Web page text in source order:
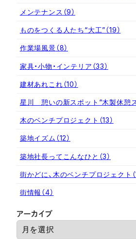
メンテナンス （9）
ものをつくる人たち“大工”（19）
作業場風景（8）
家具・小物・インテリア （33）
建材あれこれ（10）
星川 憩いの新スポット“木製休憩
木のベンチプロジェクト （13）
築地イズム （12）
築地社長ってこんなひと （3）
街かどに、木のベンチプロジェクト
街情報 （4）
アーカイブ
カ